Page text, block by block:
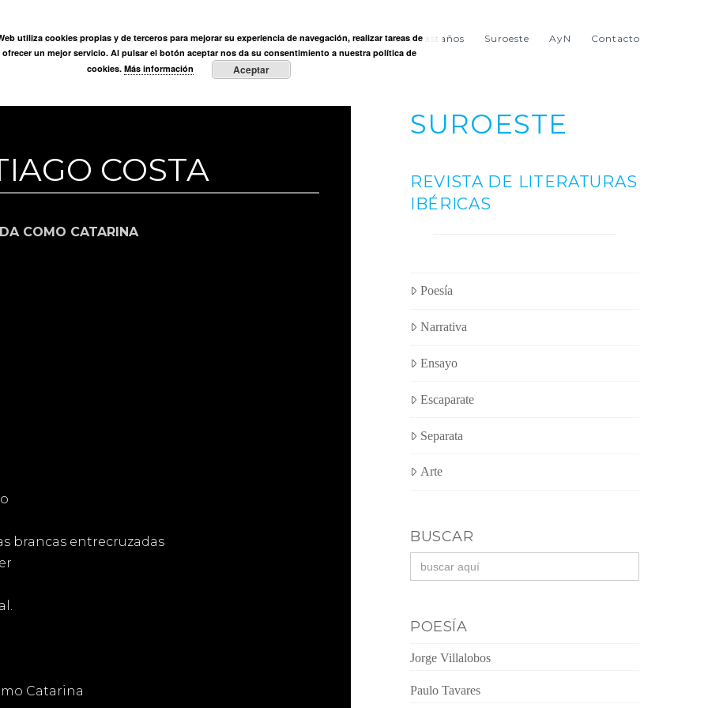
Ortega Muñoz Fundación Actividades Prensa Entre viñas y castaños Suroeste AyN Contacto
COSTA
COMO CATARINA
brancas entrecruzadas
Catarina
SUROESTE
REVISTA DE LITERATURAS
IBÉRICAS
Poesía
Narrativa
Ensayo
Escaparate
Separata
Arte
BUSCAR
Buscar:
POESÍA
Jorge Villalobos
Paulo Tavares
utiliza cookies propias y de terceros para mejorar su experiencia de navegación, realizar tareas de
ofrecer un mejor servicio. Al pulsar el botón aceptar nos da su consentimiento a nuestra política de
cookies. Más información Aceptar